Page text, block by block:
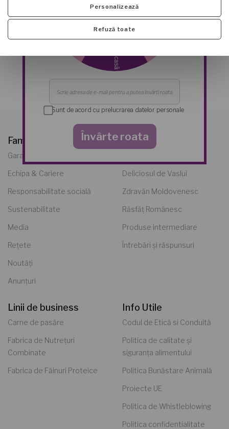
recuperare de proteină" în localitatea Chițcani, UAT Costești,
jud. Vaslui
Familia Safir
Garanție a familiei Safir
Echipa & Cariere
Responsabilitate socială
Sustenabilitate
Media
Rețete
Noutăți
Anunțuri
Puii noștri
Deliciosul de Vaslui
Zdravăn Moldovenesc
Răsfăț Românesc
Produse intermediare
Întrebări și răspunsuri
Linii de business
Carne de pasăre
Fabrica de Nutrețuri
Combinate
Fabrica de Făinuri Proteice
Info Utile
Codul de Etică si Conduită
Politica de calitate și
siguranța alimentului
Politica Bunăstare Animală
Proiecte UE
Politica de Whistleblowing
Politica confidentialitate
Sunt de acord cu prelucrarea datelor personale
Învârte roata
Personalizează
Refuză toate